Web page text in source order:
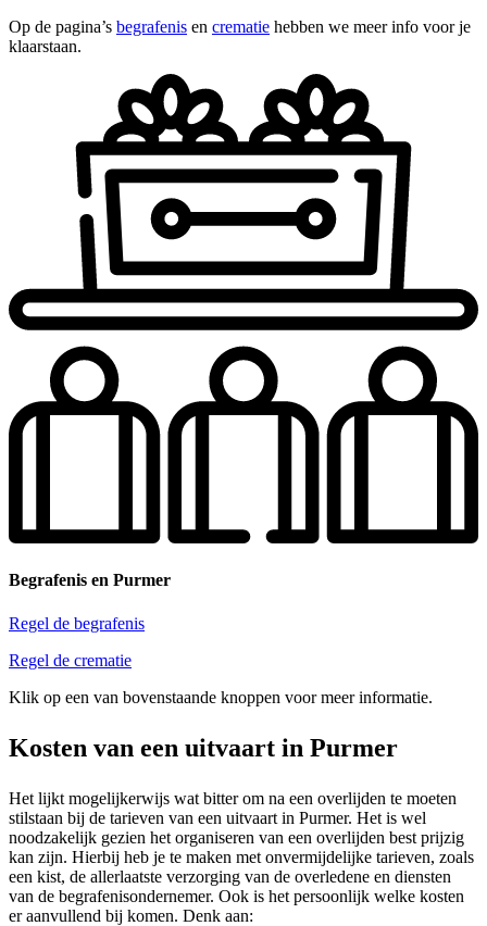
Op de pagina’s begrafenis en crematie hebben we meer info voor je
klaarstaan.
Begrafenis en Purmer
Regel de begrafenis
Regel de crematie
Klik op een van bovenstaande knoppen voor meer informatie.
Kosten van een uitvaart in Purmer
Het lijkt mogelijkerwijs wat bitter om na een overlijden te moeten
stilstaan bij de tarieven van een uitvaart in Purmer. Het is wel
noodzakelijk gezien het organiseren van een overlijden best prijzig
kan zijn. Hierbij heb je te maken met onvermijdelijke tarieven, zoals
een kist, de allerlaatste verzorging van de overledene en diensten
van de begrafenisondernemer. Ook is het persoonlijk welke kosten
er aanvullend bij komen. Denk aan: